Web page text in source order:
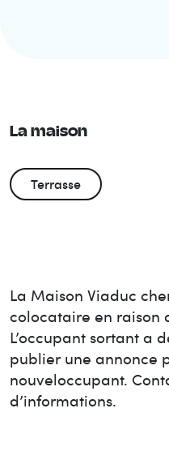
La maison
Terrasse
La Maison Viaduc
colocataire en raison
L’occupant sortant a
publier une annonce
nouveloccupant.
d’informations.